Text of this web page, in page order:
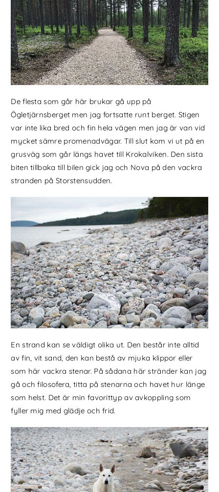
De flesta som går här brukar gå upp på
Ögletjärnsberget men jag fortsatte runt berget. Stigen
var inte lika bred och fin hela vägen men jag är van vid
mycket sämre promenadvägar. Till slut kom vi ut på en
grusväg som går längs havet till Krokalviken. Den sista
biten tillbaka till bilen gick jag och Nova på den vackra
stranden på Storstensudden.
En strand kan se väldigt olika ut. Den består inte alltid
av fin, vit sand, den kan bestå av mjuka klippor eller
som här vackra stenar. På sådana här stränder kan jag
gå och filosofera, titta på stenarna och havet hur länge
som helst. Det är min favorittyp av avkoppling som
fyller mig med glädje och frid.